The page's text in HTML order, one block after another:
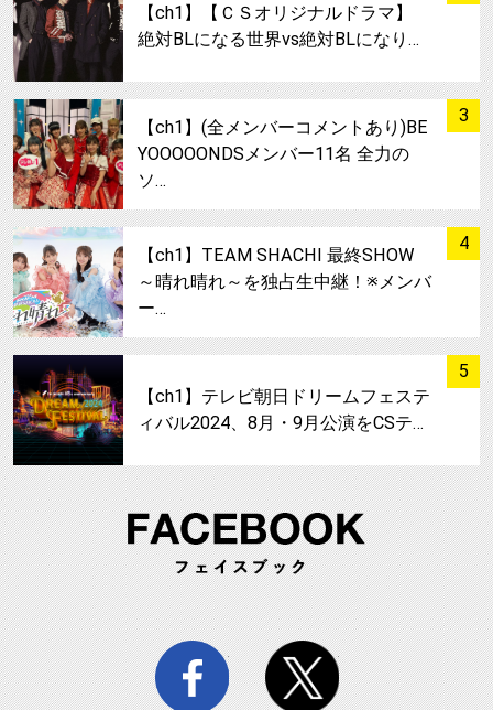
【ch1】【ＣＳオリジナルドラマ】
絶対BLになる世界vs絶対BLになり…
3
サムネイル
【ch1】(全メンバーコメントあり)BE
YOOOOONDSメンバー11名 全力の
ソ…
4
【ch1】TEAM SHACHI 最終SHOW
～晴れ晴れ～を独占生中継！※メンバ
ー…
5
【ch1】テレビ朝日ドリームフェステ
ィバル2024、8月・9月公演をCSテ…
facebook twitter